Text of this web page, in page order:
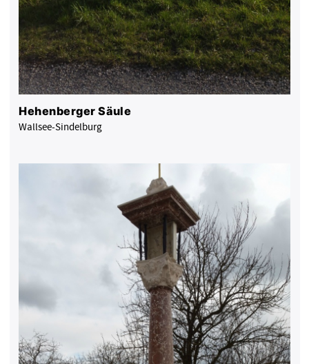
Hehenberger Säule
Wallsee-Sindelburg